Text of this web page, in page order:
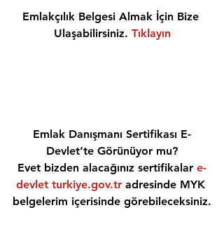
Emlakçılık Belgesi Almak İçin Bize
Ulaşabilirsiniz. Tıklayın
Emlak Danışmanı Sertifikası E-
Devlet’te Görünüyor mu?
Evet bizden alacağınız sertifikalar e-
devlet turkiye.gov.tr adresinde MYK
belgelerim içerisinde görebileceksiniz.